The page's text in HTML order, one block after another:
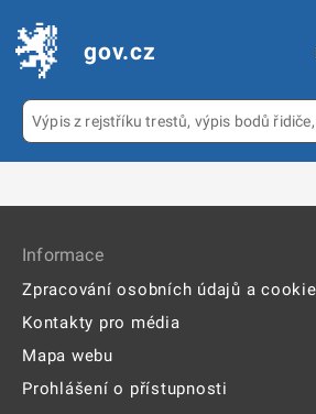
gov.cz
Informace
Zpracování osobních údajů a
Kontakty pro média
Mapa webu
Prohlášení o přístupnosti